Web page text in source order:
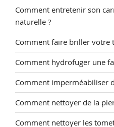
Comment entretenir son
naturelle ?
Comment faire briller votre
Comment hydrofuger une
Comment imperméabiliser
Comment nettoyer de la
Comment nettoyer les